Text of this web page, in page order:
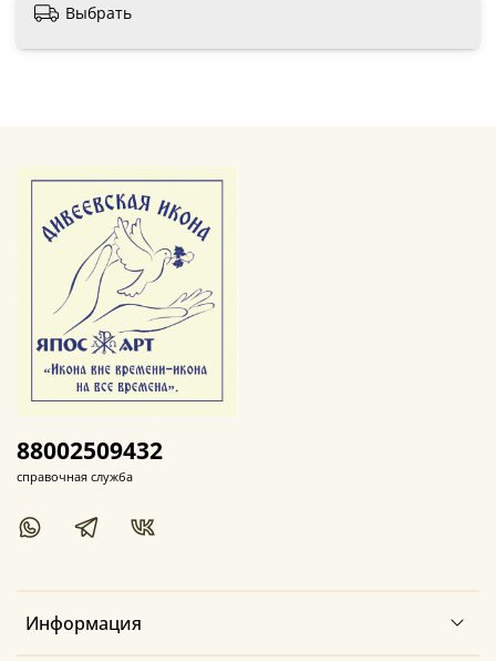
Выбрать
Информация
88002509432
справочная служба